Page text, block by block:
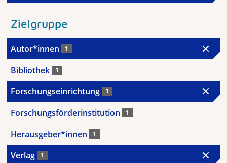
Zielgruppe
Autor*innen 1
Bibliothek 1
Forschungseinrichtung 1
Forschungsförderinstitution 1
Herausgeber*innen 1
Verlag 1